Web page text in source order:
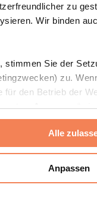
zu
Wir binden
stimmen Sie der
zu.
für den Betrieb der
unter „Anpassen“
Ihrer Daten
Alle
Anpassen